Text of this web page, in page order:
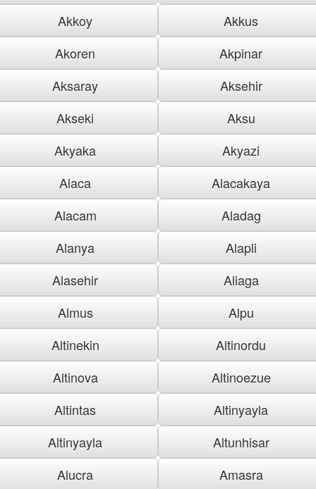
Akkoy
Akkus
Akoren
Akpinar
Aksaray
Aksehir
Akseki
Aksu
Akyaka
Akyazi
Alaca
Alacakaya
Alacam
Aladag
Alanya
Alapli
Alasehir
Aliaga
Almus
Alpu
Altinekin
Altinordu
Altinova
Altinoezue
Altintas
Altinyayla
Altinyayla
Altunhisar
Alucra
Amasra